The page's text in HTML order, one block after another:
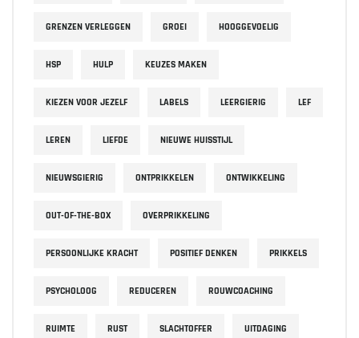
GRENZEN VERLEGGEN GROEI HOOGGEVOELIG
HSP HULP KEUZES MAKEN
KIEZEN VOOR JEZELF LABELS LEERGIERIG LEF
LEREN LIEFDE NIEUWE HUISSTIJL
NIEUWSGIERIG ONTPRIKKELEN ONTWIKKELING
OUT-OF-THE-BOX OVERPRIKKELING
PERSOONLIJKE KRACHT POSITIEF DENKEN PRIKKELS
PSYCHOLOOG REDUCEREN ROUWCOACHING
RUIMTE RUST SLACHTOFFER UITDAGING